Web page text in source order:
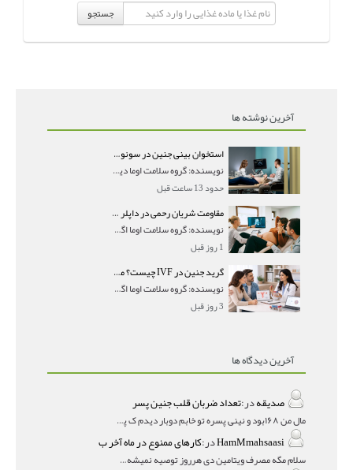
جستجو
آخرین نوشته ها
استخوان بینی جنین در سونوگرافی؛ دیده نشدن یا دیر تشکیل شدن آن چه معنایی دارد؟
نویسنده: گروه سلامت اوما دیده نشدن استخوان بینی جن
حدود 13 ساعت قبل
مقاومت شریان رحمی در داپلر بارداری؛ PI و RI نرمال و تأثیر آن بر جنین
نویسنده: گروه سلامت اوما اگر در جواب سونوگرافی داپ
1 روز قبل
گرید جنین در IVF چیست؟ معنی AA، AB و BB و شانس موفقیت هر گرید
نویسنده: گروه سلامت اوما اگر در گزارش IVF با عباراتی
3 روز قبل
آخرین دیدگاه ها
صدیقهدر:تعداد ضربان قلب جنین پسر
مال من ۱۶۸بود و نینی پسره تو خابم دوبار دیدم ک پسره
HamMmahsaasiدر:کارهای ممنوع در ماه آخر ب
سلام مگه مصرف ویتامین دی هرروز توصیه نمیشه؟درمقاله میگه